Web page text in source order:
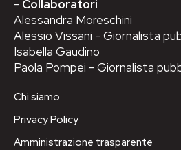
- Collaboratori
Alessandra Moreschini
Alessio Vissani - Giornalista
Isabella Gaudino
Paola Pompei - Giornalista
Chi siamo
Privacy Policy
Amministrazione trasparente